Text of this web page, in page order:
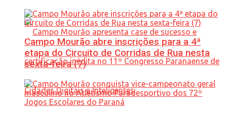
Campo Mourão abre inscrições para a 4ª
etapa do Circuito de Corridas de Rua nesta
sexta-feira (7)